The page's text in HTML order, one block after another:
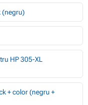
(negru)
HP 305-XL
+ color (negru +